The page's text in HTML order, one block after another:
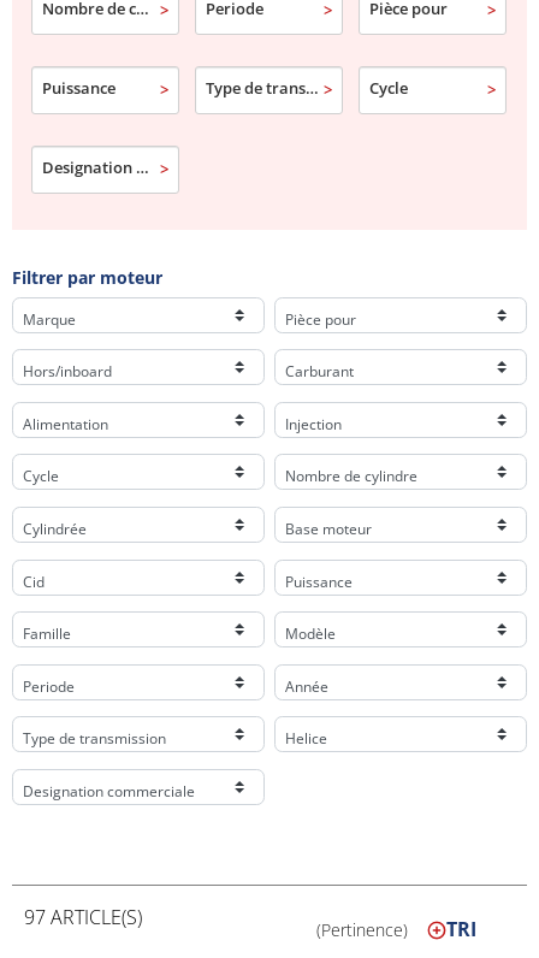
Nombre de cylindre Periode Pièce pour
Puissance Type de transmission Cycle
Designation commerciale
Filtrer par moteur
Marque Pièce pour
Hors/inboard Carburant
Alimentation Injection
Cycle Nombre de cylindre
Cylindrée Base moteur
Cid Puissance
Famille Modèle
Periode Année
Type de transmission Helice
Designation commerciale
97 ARTICLE(S) (Pertinence) TRI